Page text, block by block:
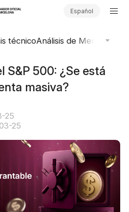
Español
técnicoAnálisis de Mercado
S&P 500: ¿Se está
masiva?
25
25